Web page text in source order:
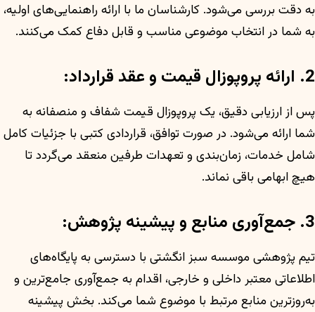
به دقت بررسی می‌شود. کارشناسان ما با ارائه راهنمایی‌های اولیه،
به شما در انتخاب موضوعی مناسب و قابل دفاع کمک می‌کنند.
2. ارائه پروپوزال قیمت و عقد قرارداد:
پس از ارزیابی دقیق، یک پروپوزال قیمت شفاف و منصفانه به
شما ارائه می‌شود. در صورت توافق، قراردادی کتبی با جزئیات کامل
شامل خدمات، زمان‌بندی و تعهدات طرفین منعقد می‌گردد تا
هیچ ابهامی باقی نماند.
3. جمع‌آوری منابع و پیشینه پژوهش:
تیم پژوهشی موسسه سبز انگشتی با دسترسی به پایگاه‌های
اطلاعاتی معتبر داخلی و خارجی، اقدام به جمع‌آوری جامع‌ترین و
به‌روزترین منابع مرتبط با موضوع شما می‌کند. بخش پیشینه